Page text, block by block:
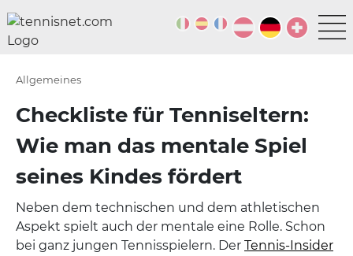
Allgemeines
Checkliste für Tenniseltern:
Wie man das mentale Spiel
seines Kindes fördert
Neben dem technischen und dem athletischen
Aspekt spielt auch der mentale eine Rolle. Schon
bei ganz jungen Tennisspielern. Der Tennis-Insider